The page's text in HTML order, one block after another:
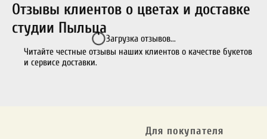
Отзывы клиентов о цветах и доставке
студии Пыльца
Читайте честные отзывы наших клиентов о качестве букетов
и сервисе доставки.
Загрузка отзывов...
Для покупателя